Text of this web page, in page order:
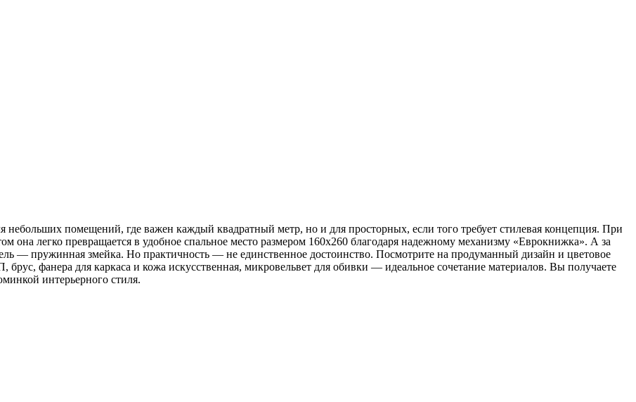
помещений, где важен каждый квадратный метр, но и для просторных, если того требует стилевая концепция. При
она легко превращается в удобное спальное место размером 160х260 благодаря надежному механизму «Еврокнижка». А за
— пружинная змейка. Но практичность — не единственное достоинство. Посмотрите на продуманный дизайн и цветовое
фанера для каркаса и кожа искусственная, микровельвет для обивки — идеальное сочетание материалов. Вы получаете
интерьерного стиля.